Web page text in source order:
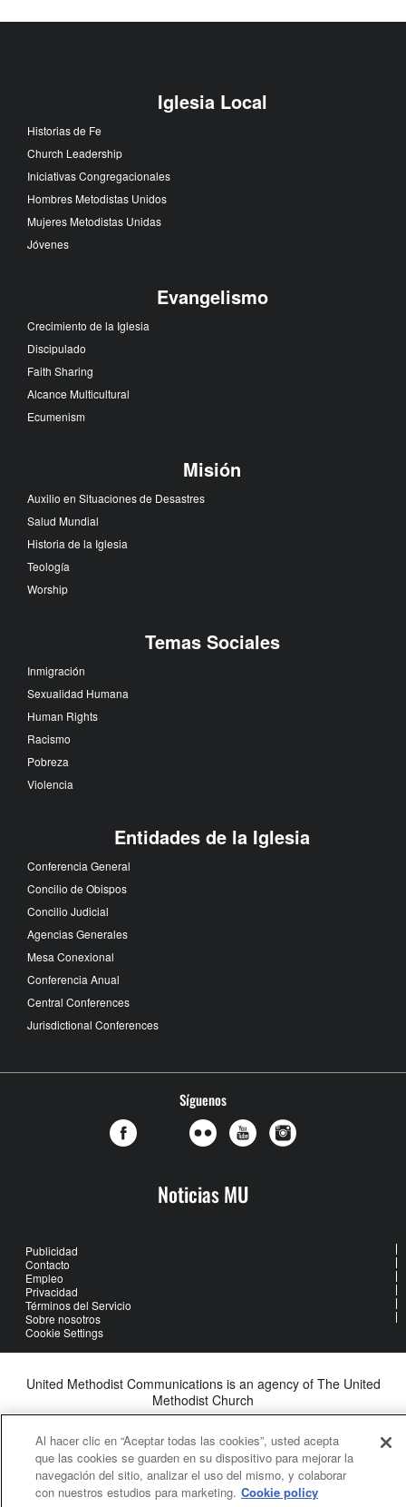
Iglesia Local
Historias de Fe
Church Leadership
Iniciativas Congregacionales
Hombres Metodistas Unidos
Mujeres Metodistas Unidas
Jóvenes
Evangelismo
Crecimiento de la Iglesia
Discipulado
Faith Sharing
Alcance Multicultural
Ecumenism
Misión
Auxilio en Situaciones de Desastres
Salud Mundial
Historia de la Iglesia
Teología
Worship
Temas Sociales
Inmigración
Sexualidad Humana
Human Rights
Racismo
Pobreza
Violencia
Entidades de la Iglesia
Conferencia General
Concilio de Obispos
Concilio Judicial
Agencias Generales
Mesa Conexional
Conferencia Anual
Central Conferences
Jurisdictional Conferences
Síguenos
Noticias MU
Publicidad
Contacto
Empleo
Privacidad
Términos del Servicio
Sobre nosotros
Cookie Settings
United Methodist Communications is an agency of The United
Methodist Church
©2026United Methodist Communications. All Rights Reserved
Al hacer clic en “Aceptar todas las cookies”, usted acepta
que las cookies se guarden en su dispositivo para mejorar la
navegación del sitio, analizar el uso del mismo, y colaborar
con nuestros estudios para marketing. Cookie policy